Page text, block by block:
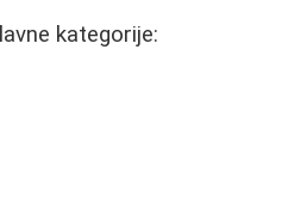
kategorije: